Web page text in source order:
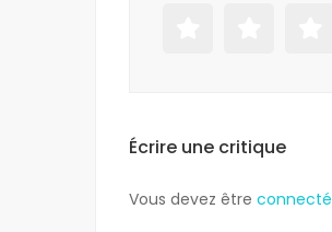
Écrire une critique
Vous devez être connecté